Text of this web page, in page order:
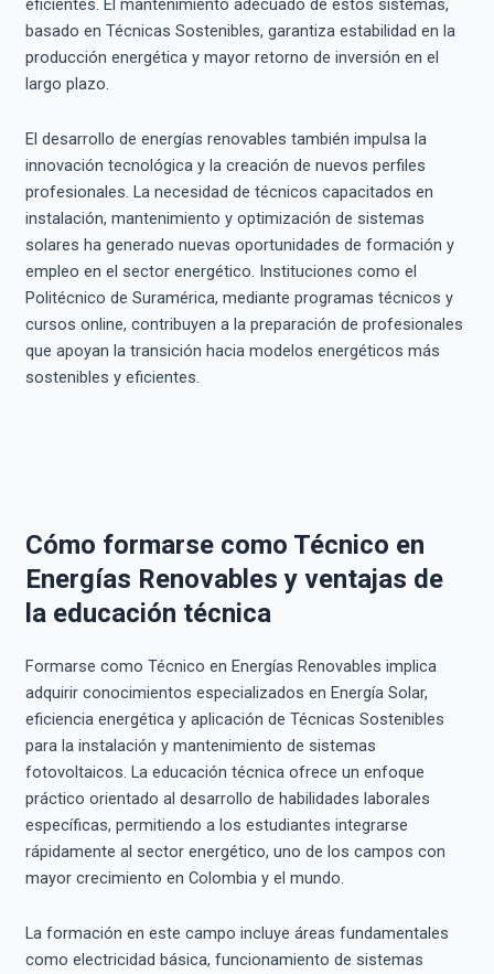
eficientes. El mantenimiento adecuado de estos sistemas,
basado en Técnicas Sostenibles, garantiza estabilidad en la
producción energética y mayor retorno de inversión en el
largo plazo.
El desarrollo de energías renovables también impulsa la
innovación tecnológica y la creación de nuevos perfiles
profesionales. La necesidad de técnicos capacitados en
instalación, mantenimiento y optimización de sistemas
solares ha generado nuevas oportunidades de formación y
empleo en el sector energético. Instituciones como el
Politécnico de Suramérica, mediante programas técnicos y
cursos online, contribuyen a la preparación de profesionales
que apoyan la transición hacia modelos energéticos más
sostenibles y eficientes.
Cómo formarse como Técnico en
Energías Renovables y ventajas de
la educación técnica
Formarse como Técnico en Energías Renovables implica
adquirir conocimientos especializados en Energía Solar,
eficiencia energética y aplicación de Técnicas Sostenibles
para la instalación y mantenimiento de sistemas
fotovoltaicos. La educación técnica ofrece un enfoque
práctico orientado al desarrollo de habilidades laborales
específicas, permitiendo a los estudiantes integrarse
rápidamente al sector energético, uno de los campos con
mayor crecimiento en Colombia y el mundo.
La formación en este campo incluye áreas fundamentales
como electricidad básica, funcionamiento de sistemas